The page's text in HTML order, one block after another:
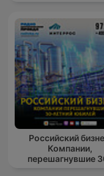
Российский
Компании,
перешагнувшие